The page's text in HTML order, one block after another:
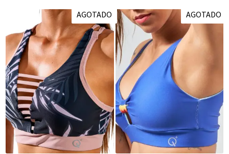
AGOTADO AGOTADO